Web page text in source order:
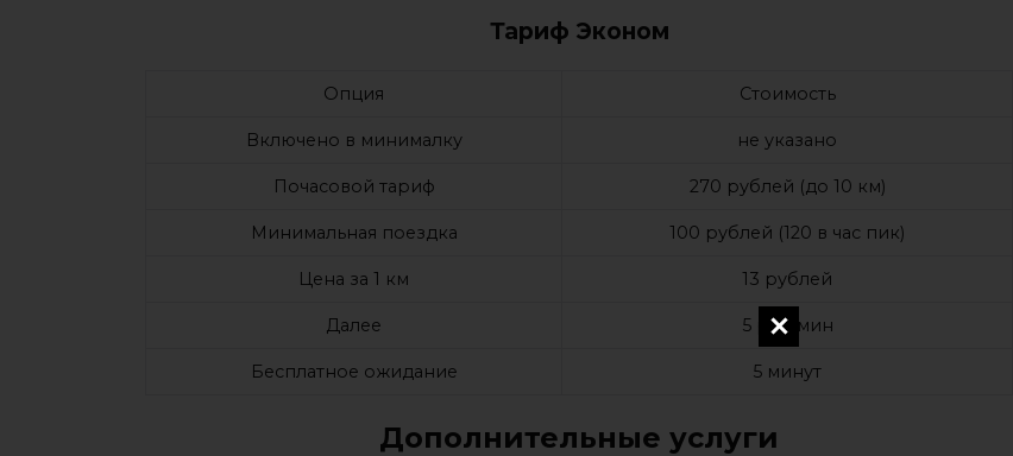
Тариф Эконом
Опция Стоимость
Включено в минималку не указано
Почасовой тариф 270 рублей (до 10 км)
Минимальная поездка 100 рублей (120 в час пик)
Цена за 1 км 13 рублей
Далее 5 руб/мин
Бесплатное ожидание 5 минут
Дополнительные услуги